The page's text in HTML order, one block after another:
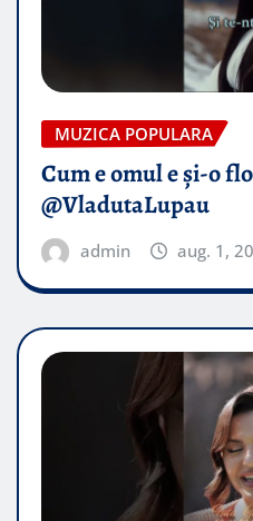
MUZICA POPULARA
Cum e omul e și-o
@VladutaLupau
admin aug. 1,